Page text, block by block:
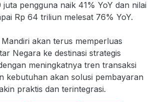
pengguna naik 41% YoY dan nilai
Rp 64 triliun melesat 76% YoY.
akan terus memperluas
Negara ke destinasi strategis
meningkatnya tren transaksi
kebutuhan akan solusi pembayaran
praktis dan terintegrasi.